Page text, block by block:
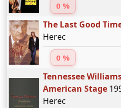
0 %
The Last Good
Herec
0 %
Tennessee
American Stage
Herec